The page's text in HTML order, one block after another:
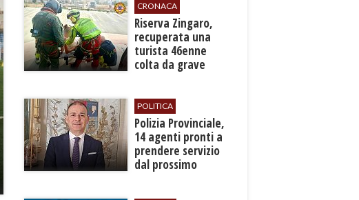
CRONACA
​Riserva Zingaro,
recuperata una
turista 46enne
colta da grave
POLITICA
​Polizia Provinciale,
14 agenti pronti a
prendere servizio
dal prossimo